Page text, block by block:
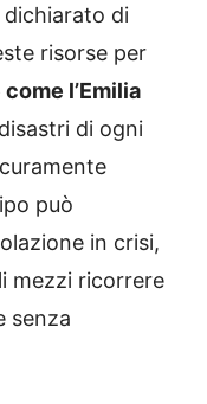
dichiarato di
risorse per
l’Emilia
di ogni
può
in crisi,
mezzi ricorrere
senza